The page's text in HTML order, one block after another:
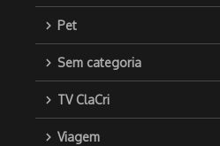
Pet
Sem categoria
TV ClaCri
Viagem